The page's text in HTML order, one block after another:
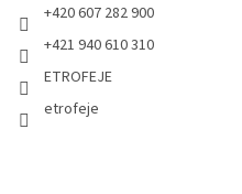
+420 607 282 900
+421 940 610 310
ETROFEJE
etrofeje